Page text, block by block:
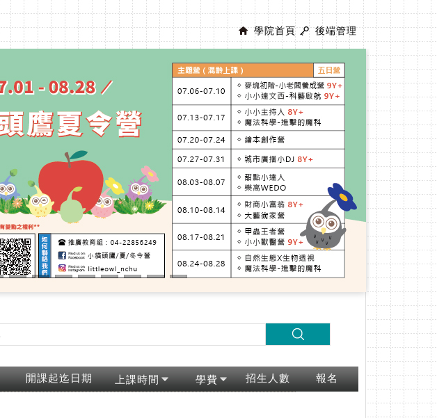
學院首頁 後端管理
開課起迄日期 上課時間 學費 招生人數 報名